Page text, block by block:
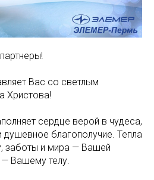
Вас со светлым
Христова!
сердце верой в чудеса,
душевное благополучие. Тепла
заботы и мира — Вашей
Вашему телу.